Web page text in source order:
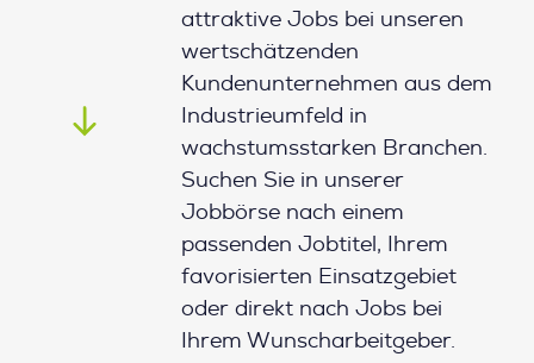
attraktive Jobs bei unseren
wertschätzenden
Kundenunternehmen aus dem
Industrieumfeld in
wachstumsstarken Branchen.
Suchen Sie in unserer
Jobbörse nach einem
passenden Jobtitel, Ihrem
favorisierten Einsatzgebiet
oder direkt nach Jobs bei
Ihrem Wunscharbeitgeber.